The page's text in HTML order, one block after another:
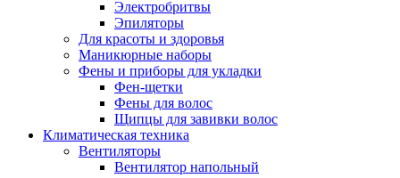
Электробритвы
Эпиляторы
Для красоты и здоровья
Маникюрные наборы
Фены и приборы для укладки
Фен-щетки
Фены для волос
Щипцы для завивки волос
Климатическая техника
Вентиляторы
Вентилятор напольный